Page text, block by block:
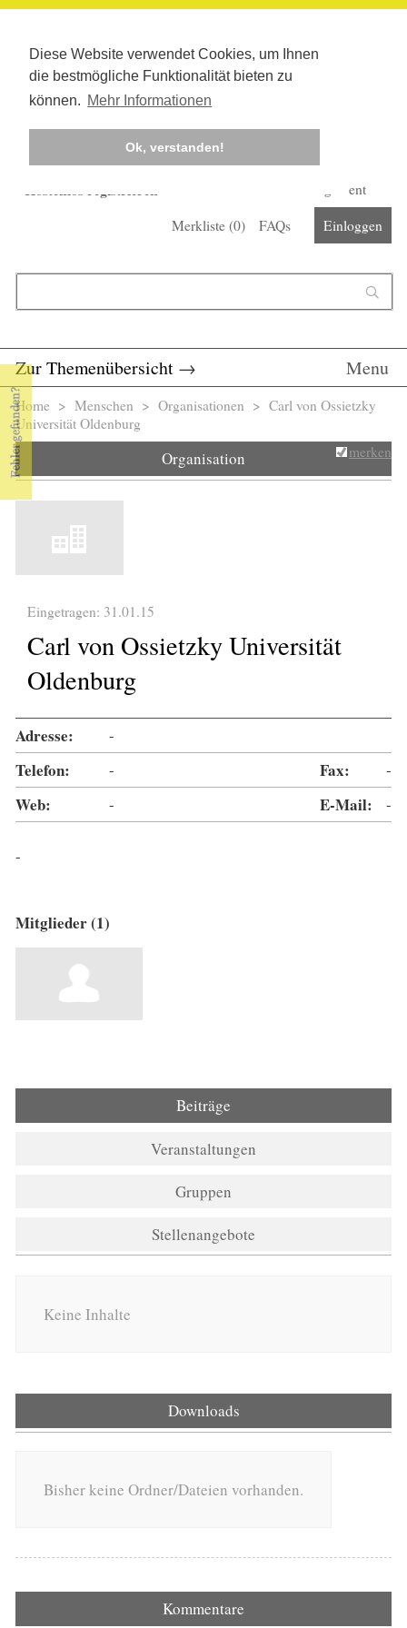
Diese Website verwendet Cookies, um Ihnen
die bestmögliche Funktionalität bieten zu
können. Mehr Informationen
Ok, verstanden!
Kostenlos registrieren
Corona-Management
Merkliste (0) FAQs Einloggen
Zur Themenübersicht → Menu
Sie sind hier
Home > Menschen > Organisationen > Carl von Ossietzky
Universität Oldenburg
Organisation merken
Eingetragen: 31.01.15
Carl von Ossietzky Universität
Oldenburg
Adresse: -
Telefon: - Fax: -
Web: - E-Mail: -
-
Mitglieder (1)
Beiträge
Veranstaltungen
Gruppen
Stellenangebote
Keine Inhalte
Downloads
Bisher keine Ordner/Dateien vorhanden.
Kommentare